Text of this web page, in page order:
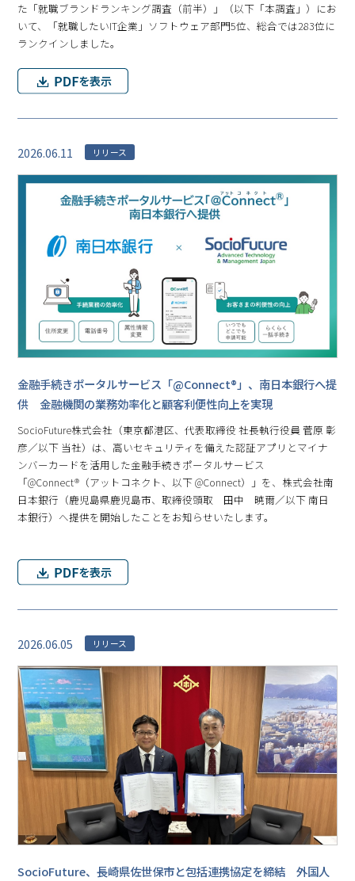
た「就職ブランドランキング調査（前半）」（以下「本調査」）にお
いて、「就職したいIT企業」ソフトウェア部門5位、総合では283位に
ランクインしました。
2026.06.11 リリース
金融手続きポータルサービス「@Connect®」、南日本銀行へ提
供 金融機関の業務効率化と顧客利便性向上を実現
SocioFuture株式会社（東京都港区、代表取締役 社長執行役員 菅原 彰
彦／以下 当社）は、高いセキュリティを備えた認証アプリとマイナ
ンバーカードを活用した金融手続きポータルサービス
「@Connect®（アットコネクト、以下 @Connect）」を、株式会社南
日本銀行（鹿児島県鹿児島市、取締役頭取 田中 暁爾／以下 南日
本銀行）へ提供を開始したことをお知らせいたします。
2026.06.05 リリース
SocioFuture、長崎県佐世保市と包括連携協定を締結 外国人